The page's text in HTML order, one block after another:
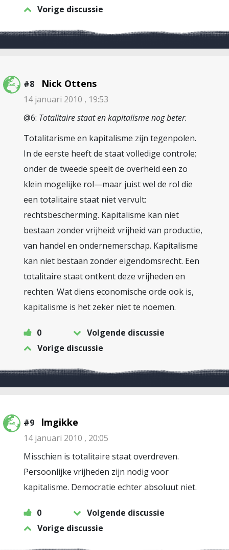
Vorige discussie
#8 Nick Ottens
14 januari 2010 , 19:53
@6: Totalitaire staat en kapitalisme nog beter.
Totalitarisme en kapitalisme zijn tegenpolen.
In de eerste heeft de staat volledige controle;
onder de tweede speelt de overheid een zo
klein mogelijke rol—maar juist wel de rol die
een totalitaire staat niet vervult:
rechtsbescherming. Kapitalisme kan niet
bestaan zonder vrijheid: vrijheid van productie,
van handel en ondernemerschap. Kapitalisme
kan niet bestaan zonder eigendomsrecht. Een
totalitaire staat ontkent deze vrijheden en
rechten. Wat diens economische orde ook is,
kapitalisme is het zeker niet te noemen.
0
Volgende discussie
Vorige discussie
#9 lmgikke
14 januari 2010 , 20:05
Misschien is totalitaire staat overdreven.
Persoonlijke vrijheden zijn nodig voor
kapitalisme. Democratie echter absoluut niet.
0
Volgende discussie
Vorige discussie